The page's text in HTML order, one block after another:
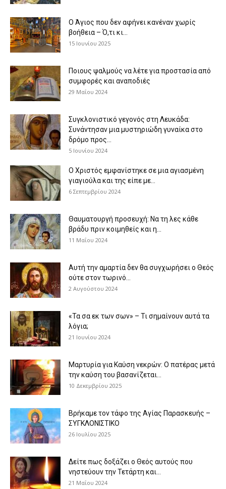
Ο Άγιος που δεν αφήνει κανέναν χωρίς
βοήθεια – Ό,τι κι...
15 Ιουνίου 2025
Ποιους ψαλμούς να λέτε για προστασία από
συμφορές και αναποδιές
29 Μαΐου 2024
Συγκλονιστικό γεγονός στη Λευκάδα:
Συνάντησαν μια μυστηριώδη γυναίκα στο
δρόμο προς...
5 Ιουνίου 2024
Ο Χριστός εμφανίστηκε σε μια αγιασμένη
γιαγιούλα και της είπε με...
6 Σεπτεμβρίου 2024
Θαυματουργή προσευχή: Να τη λες κάθε
βράδυ πριν κοιμηθείς και η...
11 Μαΐου 2024
Αυτή την αμαρτία δεν θα συγχωρήσει ο Θεός
ούτε στον τωρινό...
2 Αυγούστου 2024
«Τα σα εκ των σων» – Τι σημαίνουν αυτά τα
λόγια;
21 Ιουνίου 2024
Μαρτυρία για Καύση νεκρών: Ο πατέρας μετά
την καύση του βασανίζεται...
10 Δεκεμβρίου 2025
Βρήκαμε τον τάφο της Αγίας Παρασκευής –
ΣΥΓΚΛΟΝΙΣΤΙΚΟ
26 Ιουλίου 2025
Δείτε πως δοξάζει ο Θεός αυτούς που
νηστεύουν την Τετάρτη και...
21 Μαΐου 2024